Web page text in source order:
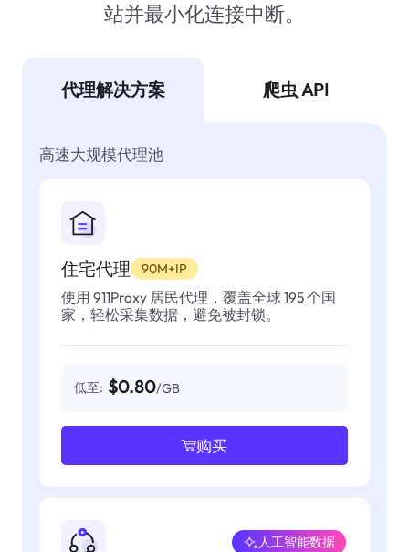
站并最小化连接中断。
代理解决方案 爬虫 API
高速大规模代理池
住宅代理 90M+IP
使用 911Proxy 居民代理，覆盖全球 195 个国
家，轻松采集数据，避免被封锁。
低至: $0.80/GB
购买
人工智能数据